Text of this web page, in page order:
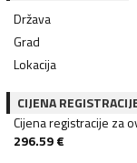
Država
Grad
Lokacija
CIJENA
Cijena registracije za
296.59€